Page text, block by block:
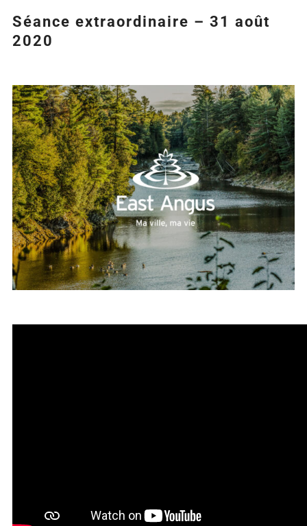
Séance extraordinaire – 31 août
2020
Agrandir
l&apos;image